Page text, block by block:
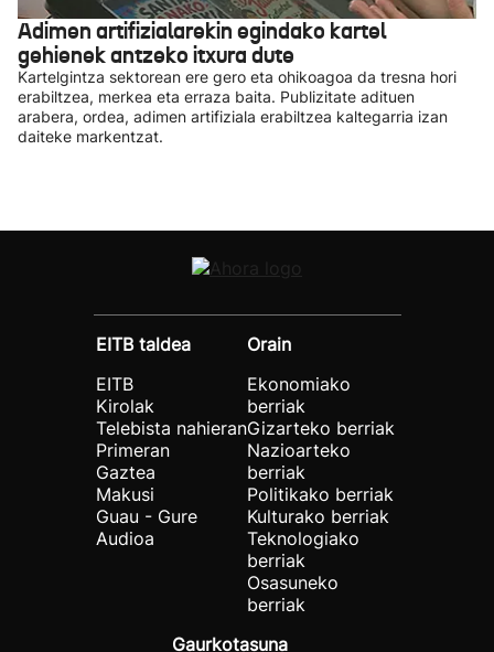
Adimen artifizialarekin egindako kartel
gehienek antzeko itxura dute
Kartelgintza sektorean ere gero eta ohikoagoa da tresna hori
erabiltzea, merkea eta erraza baita. Publizitate adituen
arabera, ordea, adimen artifiziala erabiltzea kaltegarria izan
daiteke markentzat.
EITB taldea
EITB
Kirolak
Telebista nahieran
Primeran
Gaztea
Makusi
Guau - Gure
Audioa
Orain
Ekonomiako
berriak
Gizarteko berriak
Nazioarteko
berriak
Politikako berriak
Kulturako berriak
Teknologiako
berriak
Osasuneko
berriak
Gaurkotasuna